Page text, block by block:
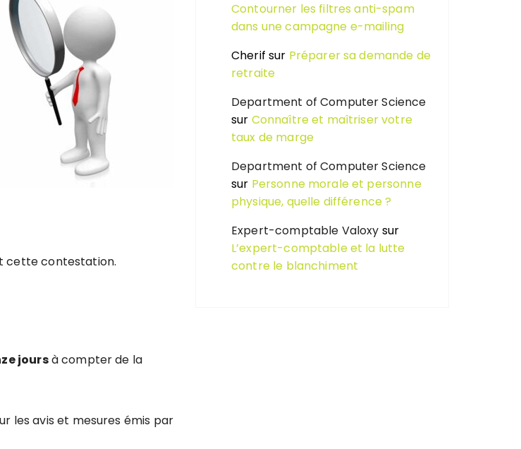
cette contestation.
joursà compter de la
les avis et mesures émis par
Contourner les filtres anti-spam
dans une campagne e-mailing
Cherif sur Préparer sa demande de
retraite
Department of Computer Science
sur Connaître et maîtriser votre
taux de marge
Department of Computer Science
sur Personne morale et personne
physique, quelle différence ?
Expert-comptable Valoxy sur
L’expert-comptable et la lutte
contre le blanchiment